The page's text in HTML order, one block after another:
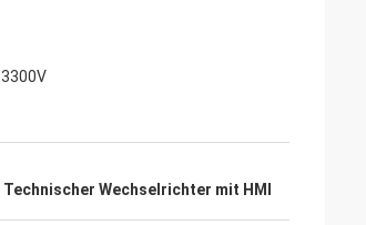
3300V
Technischer Wechselrichter mit HMI